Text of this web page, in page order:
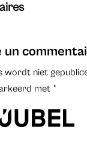
wordt niet
met *